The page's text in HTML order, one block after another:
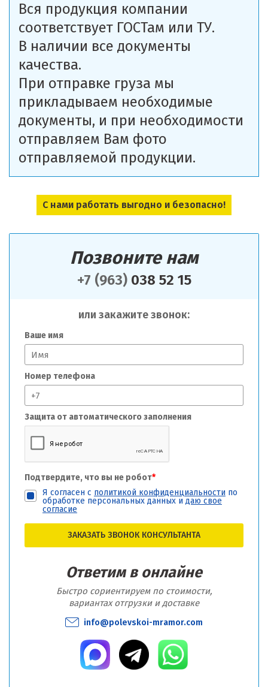
Позвоните нам
+7 (963)038 52 15
или закажите звонок:
Ваше имя
Номер телефона
Защита от автоматического заполнения
Подтвердите, что вы не робот*
Я согласен с политикой конфиденциальности по
обработке персональных данных и даю свое
согласие
ЗАКАЗАТЬ ЗВОНОК КОНСУЛЬТАНТА
Ответим в онлайне
Быстро сориентируем по стоимости,
вариантах отгрузки и доставке
info@polevskoi-mramor.com
Вся продукция компании
соответствует ГОСТам или ТУ.
В наличии все документы
качества.
При отправке груза мы
прикладываем необходимые
документы, и при необходимости
отправляем Вам фото
отправляемой продукции.
С нами работать выгодно и безопасно!